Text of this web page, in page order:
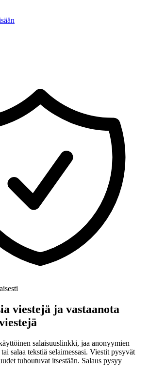
viestejä ja vastaanota
salaisuuslinkki, jaa anonyymien
salaa tekstiä selaimessasi. Viestit pysyvät
tuhoutuvat itsestään. Salaus pysyy